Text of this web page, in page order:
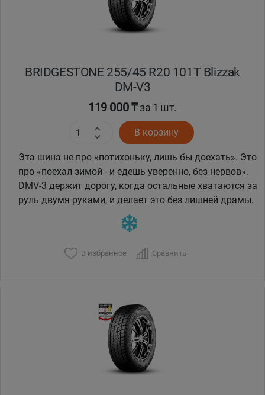
BRIDGESTONE 255/45 R20 101T Blizzak
DM-V3
119 000 ₸за 1 шт.
В корзину
Эта шина не про «потихоньку, лишь бы доехать». Это
про «поехал зимой - и едешь уверенно, без нервов».
DMV-3 держит дорогу, когда остальные хватаются за
руль двумя руками, и делает это без лишней драмы.
В избранное Сравнить